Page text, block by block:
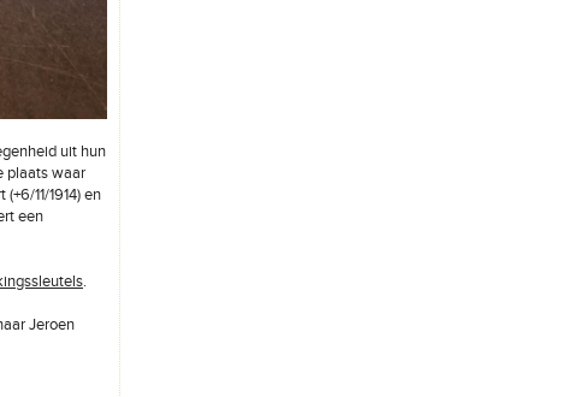
uit hun
plaats waar
11/1914) en
een
.
Jeroen